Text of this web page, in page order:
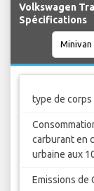
Volkswagen
Spécifications
type de corps
carburant en
urbaine aux
Emissions de